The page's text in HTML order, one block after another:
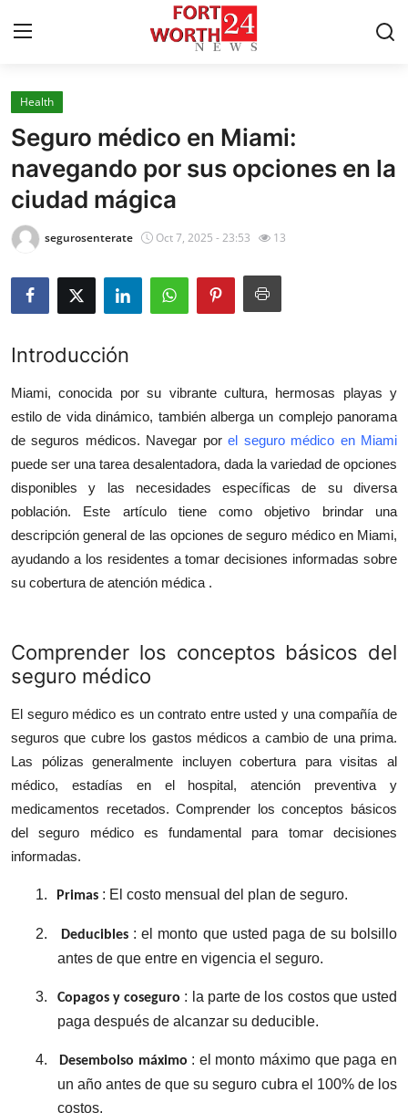
Home
Press Release
Contact
Privacy Policy
About
News Network
Health
Submit Press Release
Crypto
Advertise with US
Finance
Real Estate
General
Top 10
Health
Seguro médico en Miami:
navegando por sus opciones en la
ciudad mágica
segurosenterate Oct 7, 2025 - 23:53 13
Introducción
Miami, conocida por su vibrante cultura, hermosas playas y
estilo de vida dinámico, también alberga un complejo panorama
de seguros médicos. Navegar porel seguro médico en Miami
puede ser una tarea desalentadora, dada la variedad de opciones
disponibles y las necesidades específicas de su diversa
población. Este artículo tiene como objetivo brindar una
descripción general de las opciones de seguro médico en Miami,
ayudando a los residentes a tomar decisiones informadas sobre
su cobertura de atención médica .
Comprender los conceptos básicos del
seguro médico
El seguro médico es un contrato entre usted y una compañía de
seguros que cubre los gastos médicos a cambio de una prima.
Las pólizas generalmente incluyen cobertura para visitas al
médico, estadías en el hospital, atención preventiva y
medicamentos recetados. Comprender los conceptos básicos
del seguro médico es fundamental para tomar decisiones
informadas.
1. Primas : El costo mensual del plan de seguro.
2. Deducibles : el monto que usted paga de su bolsillo
antes de que entre en vigencia el seguro.
3. Copagos y coseguro : la parte de los costos que usted
paga después de alcanzar su deducible.
4. Desembolso máximo : el monto máximo que paga en
un año antes de que su seguro cubra el 100% de los
costos.